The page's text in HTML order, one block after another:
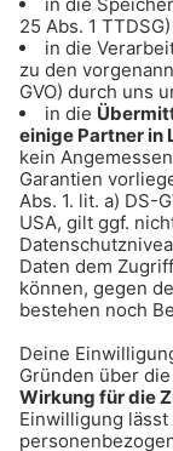
Gong 96.3
Knopfdruck